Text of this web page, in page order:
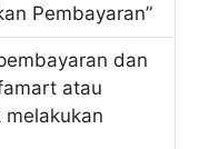
Pembayaran”
dan
atau